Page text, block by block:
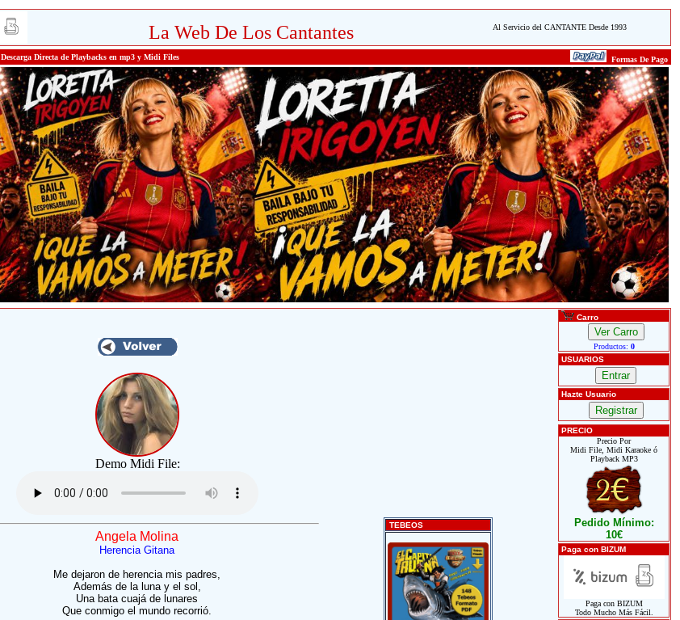
La Web De Los Cantantes Al Servicio del CANTANTE Desde 1993
Descarga Directa de Playbacks en mp3 y Midi Files Formas De Pago
Demo Midi File:
Angela Molina
Herencia Gitana
Me dejaron de herencia mis padres,
Además de la luna y el sol,
Una bata cuajá de lunares
Que conmigo el mundo recorrió.
TEBEOS
Carro
Productos: 0
USUARIOS
Hazte Usuario
PRECIO
Precio Por
Midi File, Midi Karaoke ó
Playback MP3
Pedido Mínimo:
10€
Paga con BIZUM
Paga con BIZUM
Todo Mucho Más Fácil.